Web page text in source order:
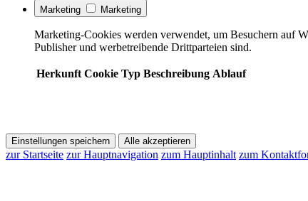
Marketing Marketing
Marketing-Cookies werden verwendet, um Besuchern auf
Publisher und werbetreibende Drittparteien sind.
Herkunft Cookie Typ Beschreibung Ablauf
Einstellungen speichern Alle akzeptieren
zur Startseite zur Hauptnavigation zum Hauptinhalt zum